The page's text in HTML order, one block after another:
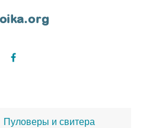
Пуловеры и свитера